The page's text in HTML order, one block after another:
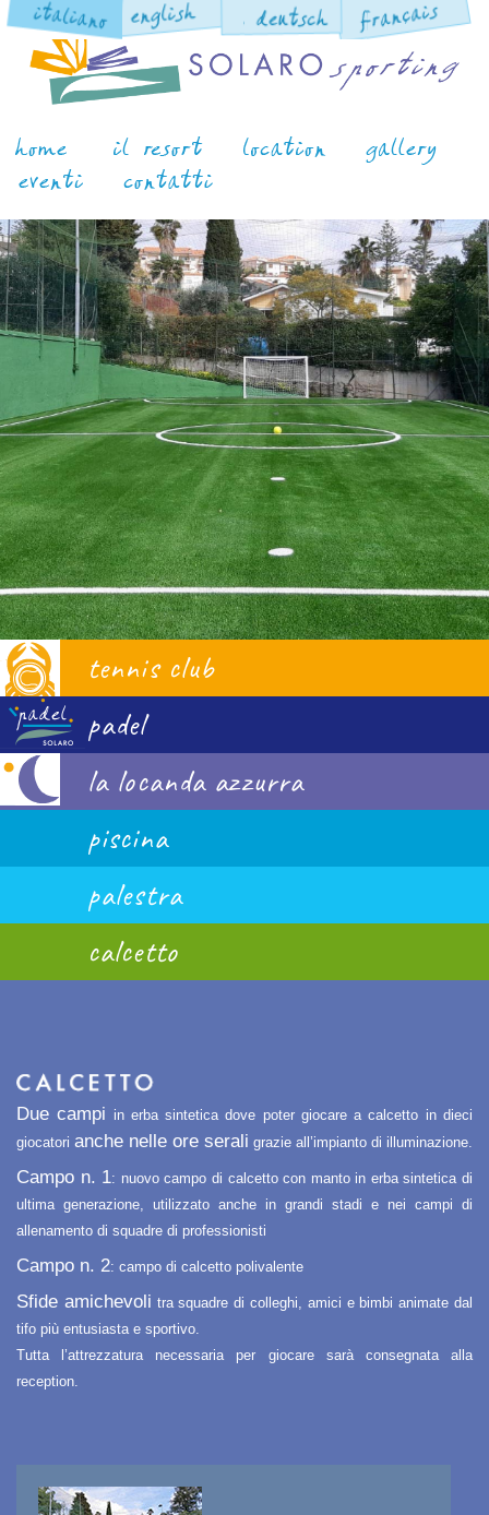
tennis club
padel
la locanda azzurra
piscina
palestra
calcetto
Due campi in erba sintetica dove poter giocare a calcetto in dieci
giocatori anche nelle ore serali grazie all’impianto di illuminazione.
Campo n. 1: nuovo campo di calcetto con manto in erba sintetica di
ultima generazione, utilizzato anche in grandi stadi e nei campi di
allenamento di squadre di professionisti
Campo n. 2: campo di calcetto polivalente
Sfide amichevoli tra squadre di colleghi, amici e bimbi animate dal
tifo più entusiasta e sportivo.
Tutta l’attrezzatura necessaria per giocare sarà consegnata alla
reception.